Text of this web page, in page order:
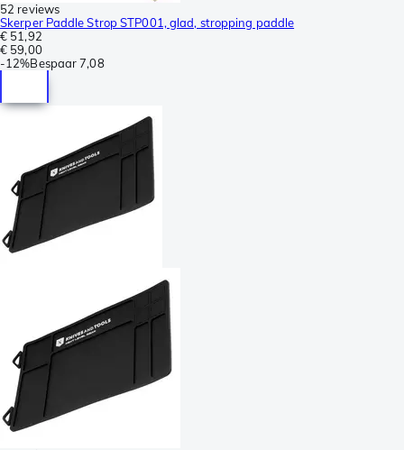
52 reviews
Skerper Paddle Strop STP001, glad, stropping paddle
€ 51,92
€ 59,00
-12%Bespaar 7,08